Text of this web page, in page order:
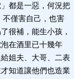
都是一惡，何況把
不僅害自己，也害
很補，能生小孩，
在酒里已十幾年
姐夫、大哥、二表
知道讓他們也造業